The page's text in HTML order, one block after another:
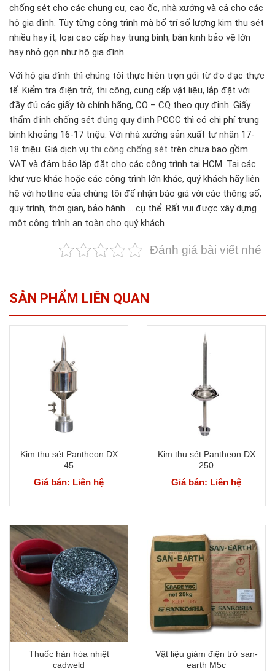
chống sét cho các chung cư, cao ốc, nhà xưởng và cả cho các
hộ gia đình. Tùy từng công trình mà bố trí số lượng kim thu sét
nhiều hay ít, loại cao cấp hay trung bình, bán kinh bảo vệ lớn
hay nhỏ gọn như hộ gia đình.
Với hộ gia đình thì chúng tôi thực hiện trọn gói từ đo đạc thực
tế. Kiểm tra điện trở, thi công, cung cấp vật liệu, lắp đặt với
đầy đủ các giấy tờ chính hãng, CO – CQ theo quy định. Giấy
thẩm định chống sét đúng quy định PCCC thì có chi phí trung
bình khoảng 16-17 triệu. Với nhà xưởng sản xuất tư nhân 17-
18 triệu. Giá dịch vụ thi công chống sét trên chưa bao gồm
VAT và đảm bảo lắp đặt cho các công trình tại HCM. Tại các
khư vực khác hoặc các công trình lớn khác, quý khách hãy liên
hệ với hotline của chúng tôi để nhận báo giá với các thông số,
quy trình, thời gian, bảo hành … cụ thể. Rất vui được xây dựng
một công trình an toàn cho quý khách
Đánh giá bài viết nhé
SẢN PHẨM LIÊN QUAN
Kim thu sét Pantheon DX
45
Giá bán: Liên hệ
Kim thu sét Pantheon DX
250
Giá bán: Liên hệ
Thuốc hàn hóa nhiệt
cadweld
Vật liệu giảm điện trở san-
earth M5c